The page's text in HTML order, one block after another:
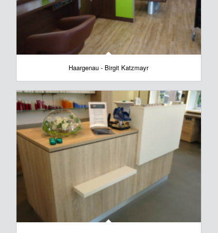
Haargenau - Birgit Katzmayr